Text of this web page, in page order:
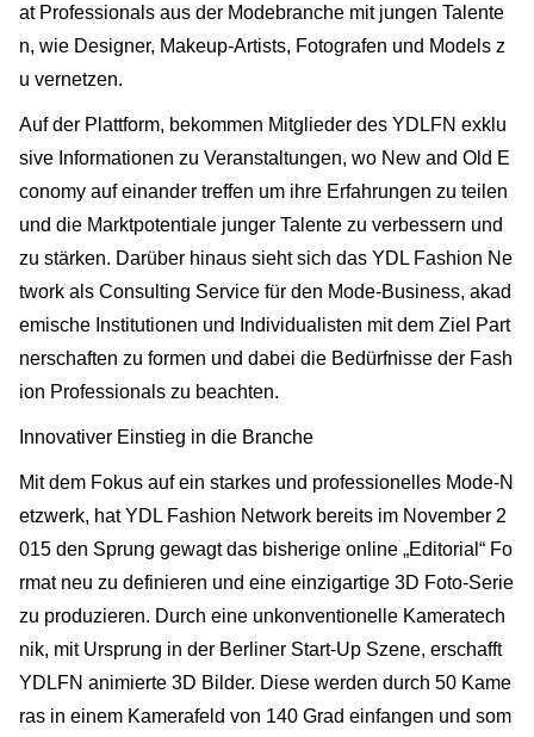
at Professionals aus der Modebranche mit jungen Talente
n, wie Designer, Makeup-Artists, Fotografen und Models z
u vernetzen.
Auf der Plattform, bekommen Mitglieder des YDLFN exklu
sive Informationen zu Veranstaltungen, wo New and Old E
conomy auf einander treffen um ihre Erfahrungen zu teilen
und die Marktpotentiale junger Talente zu verbessern und
zu stärken. Darüber hinaus sieht sich das YDL Fashion Ne
twork als Consulting Service für den Mode-Business, akad
emische Institutionen und Individualisten mit dem Ziel Part
nerschaften zu formen und dabei die Bedürfnisse der Fash
ion Professionals zu beachten.
Innovativer Einstieg in die Branche
Mit dem Fokus auf ein starkes und professionelles Mode-N
etzwerk, hat YDL Fashion Network bereits im November 2
015 den Sprung gewagt das bisherige online „Editorial“ Fo
rmat neu zu definieren und eine einzigartige 3D Foto-Serie
zu produzieren. Durch eine unkonventionelle Kameratech
nik, mit Ursprung in der Berliner Start-Up Szene, erschafft
YDLFN animierte 3D Bilder. Diese werden durch 50 Kame
ras in einem Kamerafeld von 140 Grad einfangen und som